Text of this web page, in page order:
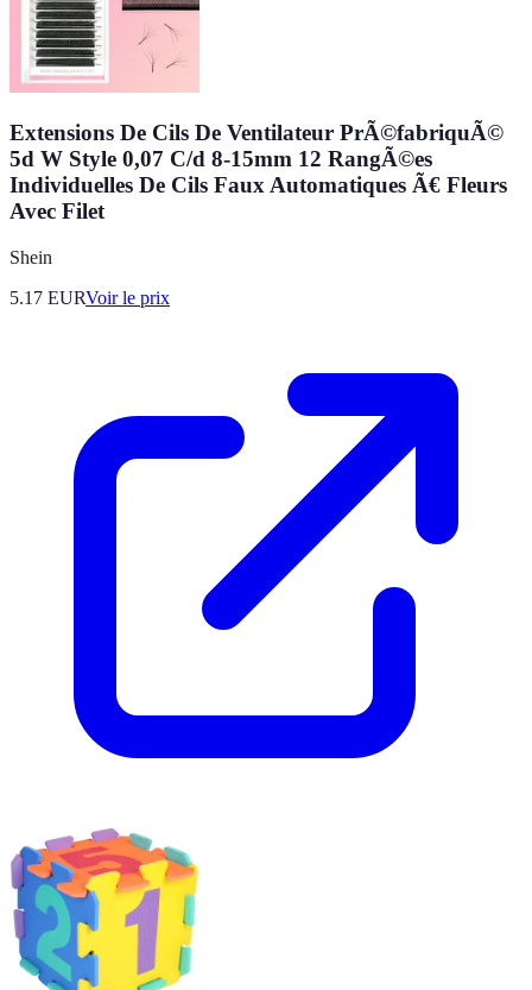
Extensions De Cils De Ventilateur PrÃ©fabriquÃ©
5d W Style 0,07 C/d 8-15mm 12 RangÃ©es
Individuelles De Cils Faux Automatiques Ã€ Fleurs
Avec Filet
Shein
5.17 EURVoir le prix